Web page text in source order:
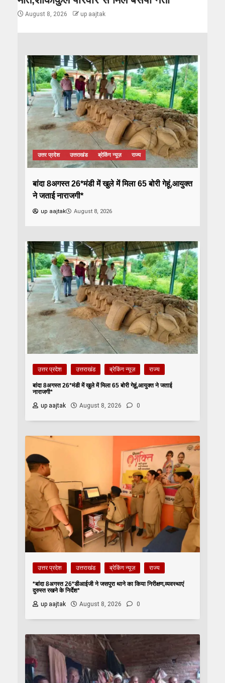
August 8, 2026 up aajtak
उत्तर प्रदेश उत्तराखंड ब्रेकिंग न्यूज़ राज्य
बांदा 8अगस्त 26*मंडी में खुले में मिला 65 बोरी गेहूं,आयुक्त
ने जताई नाराजगी*
up aajtak August 8, 2026
उत्तर प्रदेश उत्तराखंड ब्रेकिंग न्यूज़ राज्य
बांदा 8अगस्त 26*मंडी में खुले में मिला 65 बोरी गेहूं,आयुक्त ने जताई
नाराजगी*
up aajtak
August 8, 2026 0
उत्तर प्रदेश उत्तराखंड ब्रेकिंग न्यूज़ राज्य
*बांदा 8अगस्त 26*डीआईजी ने जसपुरा थाने का किया निरीक्षण,व्यवस्थाएं
दुरुस्त रखने के निर्देश*
up aajtak
August 8, 2026 0